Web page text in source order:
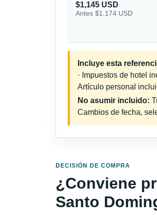
$1,145 USD
Antes $1,174 USD
Incluye esta
· Impuestos de hotel
Artículo personal
No asumir incluido:
Cambios de fecha,
DECISIÓN DE COMPRA
¿Conviene
Santo